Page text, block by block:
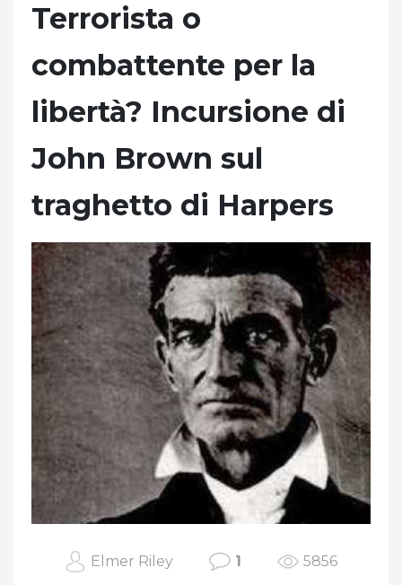
Terrorista o
combattente per la
libertà? Incursione di
John Brown sul
traghetto di Harpers
Elmer Riley 1 5856